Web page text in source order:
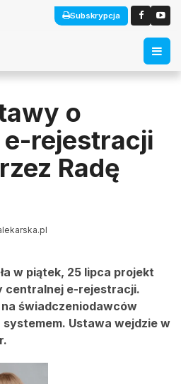
Subskrypcja
o
rejestracji
Radę
w piątek, 25 lipca projekt
centralnej e-rejestracji.
na świadczeniodawców
Ustawa wejdzie w